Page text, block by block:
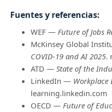
Fuentes y referencias:
WEF — Future of Jobs
McKinsey Global
COVID-19 and AI 2025.
ATD — State of the
LinkedIn — Workplace
learning.linkedin.com
OECD — Future of